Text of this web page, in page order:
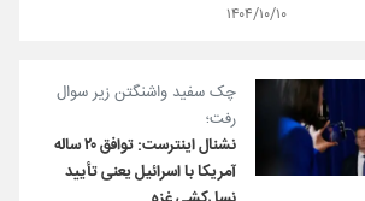
۱۴۰۴/۱۰/۱۰
چک سفید واشنگتن زیر سوال
رفت؛
نشنال اینترست: توافق ۲۰ ساله
آمریکا با اسرائیل یعنی تأیید